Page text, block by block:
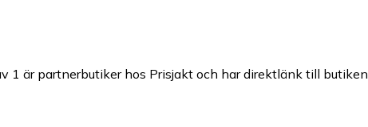
1 är partnerbutiker hos Prisjakt och har direktlänk till butiken.